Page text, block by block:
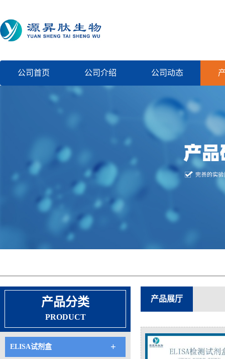
公司首页 公司介绍 公司动态
产品分类
PRODUCT
ELISA试剂盒 +
产品展厅